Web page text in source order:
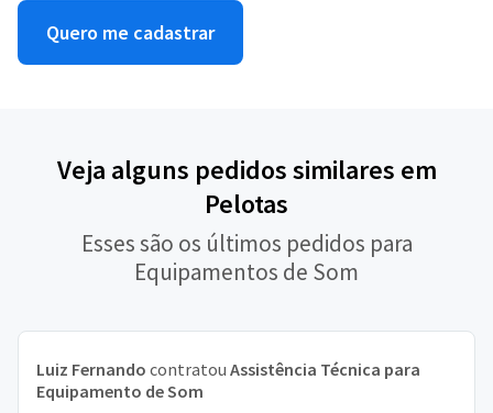
Quero me cadastrar
Veja alguns pedidos similares em
Pelotas
Esses são os últimos pedidos para
Equipamentos de Som
Luiz Fernando contratou Assistência Técnica para
Equipamento de Som